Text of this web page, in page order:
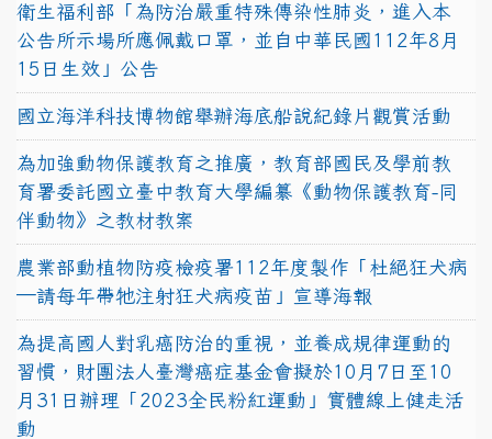
衛生福利部「為防治嚴重特殊傳染性肺炎，進入本
公告所示場所應佩戴口罩，並自中華民國112年8月
15日生效」公告
國立海洋科技博物館舉辦海底船說紀錄片觀賞活動
為加強動物保護教育之推廣，教育部國民及學前教
育署委託國立臺中教育大學編纂《動物保護教育-同
伴動物》之教材教案
農業部動植物防疫檢疫署112年度製作「杜絕狂犬病
—請每年帶牠注射狂犬病疫苗」宣導海報
為提高國人對乳癌防治的重視，並養成規律運動的
習慣，財團法人臺灣癌症基金會擬於10月7日至10
月31日辦理「2023全民粉紅運動」實體線上健走活
動